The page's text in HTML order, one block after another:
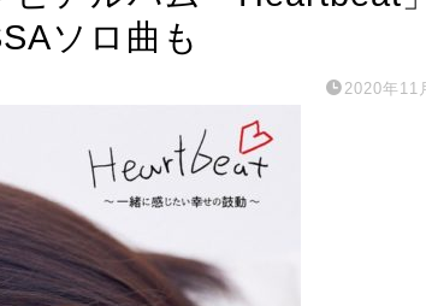
ソロ曲も
2020年11